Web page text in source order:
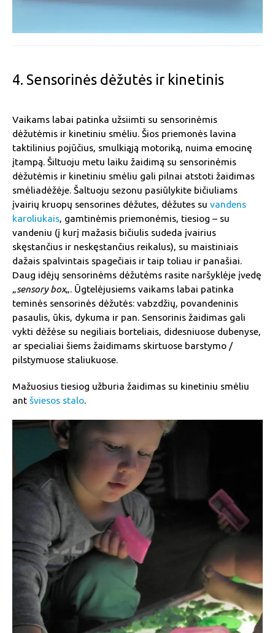
4. Sensorinės dėžutės ir kinetinis
Vaikams labai patinka užsiimti su sensorinėmis
dėžutėmis ir kinetiniu smėliu. Šios priemonės lavina
taktilinius pojūčius, smulkiąją motoriką, nuima emocinę
įtampą. Šiltuoju metu laiku žaidimą su sensorinėmis
dėžutėmis ir kinetiniu smėliu gali pilnai atstoti žaidimas
smėliadėžėje. Šaltuoju sezonu pasiūlykite bičiuliams
įvairių kruopų sensorines dėžutes, dėžutes su vandens
karoliukais, gamtinėmis priemonėmis, tiesiog – su
vandeniu (į kurį mažasis bičiulis sudeda įvairius
skęstančius ir neskęstančius reikalus), su maistiniais
dažais spalvintais spagečiais ir taip toliau ir panašiai.
Daug idėjų sensorinėms dėžutėms rasite naršyklėje įvedę
„sensory box„. Ūgtelėjusiems vaikams labai patinka
teminės sensorinės dėžutės: vabzdžių, povandeninis
pasaulis, ūkis, dykuma ir pan. Sensorinis žaidimas gali
vykti dėžėse su negiliais borteliais, didesniuose dubenyse,
ar specialiai šiems žaidimams skirtuose barstymo /
pilstymuose staliukuose.
Mažuosius tiesiog užburia žaidimas su kinetiniu smėliu
ant šviesos stalo.